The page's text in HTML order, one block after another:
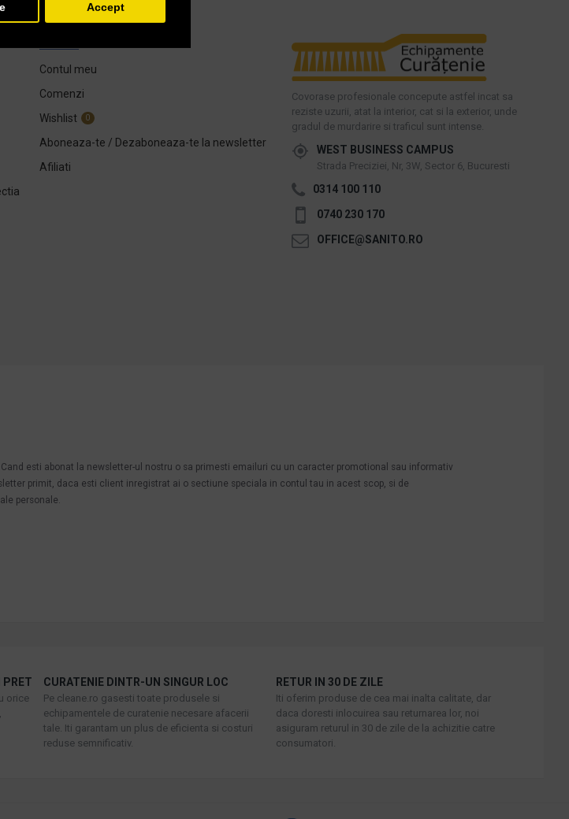
Accept
Contul meu
Comenzi
Wishlist
0
Aboneaza-te / Dezaboneaza-te la newsletter
Afiliati
Covorase profesionale concepute astfel incat sa
reziste uzurii, atat la interior, cat si la exterior, unde
gradul de murdarire si traficul sunt intense.
WEST BUSINESS CAMPUS
Strada Preciziei, Nr, 3W, Sector 6, Bucuresti
0314 100 110
0740 230 170
OFFICE@SANITO.RO
esti abonat la newsletter-ul nostru o sa primesti emailuri cu un caracter promotional sau informativ
primit, daca esti client inregistrat ai o sectiune speciala in contul tau in acest scop, si de
personale.
PRET
orice
CURATENIE DINTR-UN SINGUR LOC
Pe cleane.ro gasesti toate produsele si
echipamentele de curatenie necesare afacerii
tale. Iti garantam un plus de eficienta si costuri
reduse semnificativ.
RETUR IN 30 DE ZILE
Iti oferim produse de cea mai inalta calitate, dar
daca doresti inlocuirea sau returnarea lor, noi
asiguram returul in 30 de zile de la achizitie catre
consumatori.